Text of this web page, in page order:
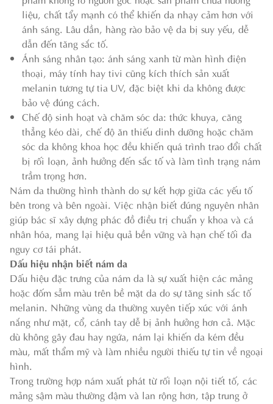
liệu, chất tẩy mạnh có thể khiến da nhạy cảm hơn với
ánh sáng. Lâu dần, hàng rào bảo vệ da bị suy yếu, dễ
dẫn đến tăng sắc tố.
Ánh sáng nhân tạo: ánh sáng xanh từ màn hình điện
thoại, máy tính hay tivi cũng kích thích sản xuất
melanin tương tự tia UV, đặc biệt khi da không được
bảo vệ đúng cách.
Chế độ sinh hoạt và chăm sóc da: thức khuya, căng
thẳng kéo dài, chế độ ăn thiếu dinh dưỡng hoặc chăm
sóc da không khoa học đều khiến quá trình trao đổi chất
bị rối loạn, ảnh hưởng đến sắc tố và làm tình trạng nám
trầm trọng hơn.
Nám da thường hình thành do sự kết hợp giữa các yếu tố
bên trong và bên ngoài. Việc nhận biết đúng nguyên nhân
giúp bác sĩ xây dựng phác đồ điều trị chuẩn y khoa và cá
nhân hóa, mang lại hiệu quả bền vững và hạn chế tối đa
nguy cơ tái phát.
Dấu hiệu nhận biết nám da
Dấu hiệu đặc trưng của nám da là sự xuất hiện các mảng
hoặc đốm sẫm màu trên bề mặt da do sự tăng sinh sắc tố
melanin. Những vùng da thường xuyên tiếp xúc với ánh
nắng như mặt, cổ, cánh tay dễ bị ảnh hưởng hơn cả. Mặc
dù không gây đau hay ngứa, nám lại khiến da kém đều
màu, mất thẩm mỹ và làm nhiều người thiếu tự tin về ngoại
hình.
Trong trường hợp nám xuất phát từ rối loạn nội tiết tố, các
mảng sậm màu thường đậm và lan rộng hơn, tập trung ở